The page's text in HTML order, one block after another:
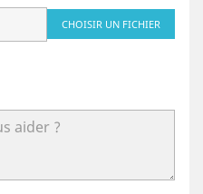
CHOISIR UN FICHIER